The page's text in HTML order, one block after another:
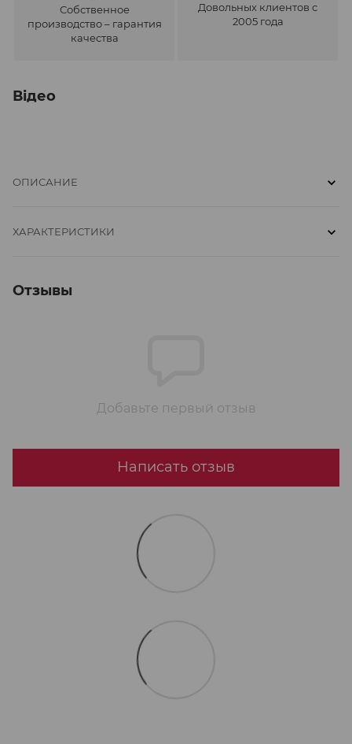
Собственное
производство – гарантия
качества
Довольных клиентов с
2005 года
Відео
ОПИСАНИЕ
ХАРАКТЕРИСТИКИ
Отзывы
Добавьте первый отзыв
Написать отзыв